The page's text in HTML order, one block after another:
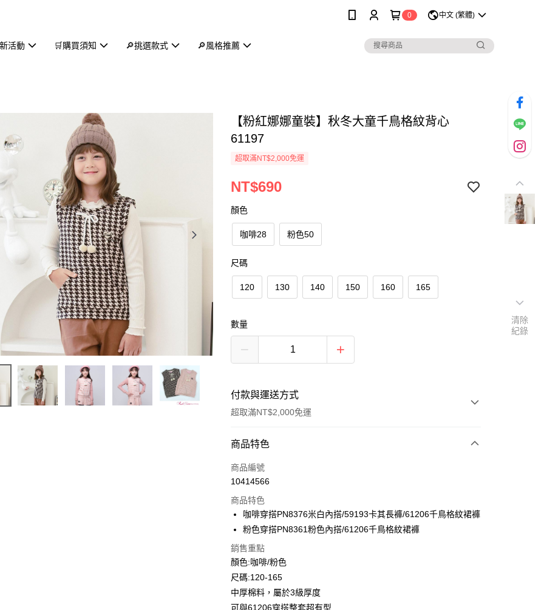
0 中文 (繁體)
活動 🛒購買須知 🔎挑選款式 🔎風格推薦
【粉紅娜娜童裝】秋冬大童千鳥格紋背心
61197
超取滿NT$2,000免運
NT$690
顏色
咖啡28 粉色50
尺碼
120 130 140 150 160 165
數量
付款與運送方式
超取滿NT$2,000免運
付款方式
信用卡一次付款
LINE Pay
Apple Pay
Google Pay
ATM付款
商品特色
商品編號
10414566
商品特色
咖啡穿搭PN8376米白內搭/59193卡其長褲/61206千鳥格紋裙褲
粉色穿搭PN8361粉色內搭/61206千鳥格紋裙褲
銷售重點
顏色:咖啡/粉色
尺碼:120-165
中厚棉料，屬於3級厚度
可與61206穿搭整套超有型
清除
紀錄